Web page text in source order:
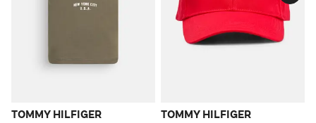
TOMMY HILFIGER TOMMY HILFIGER